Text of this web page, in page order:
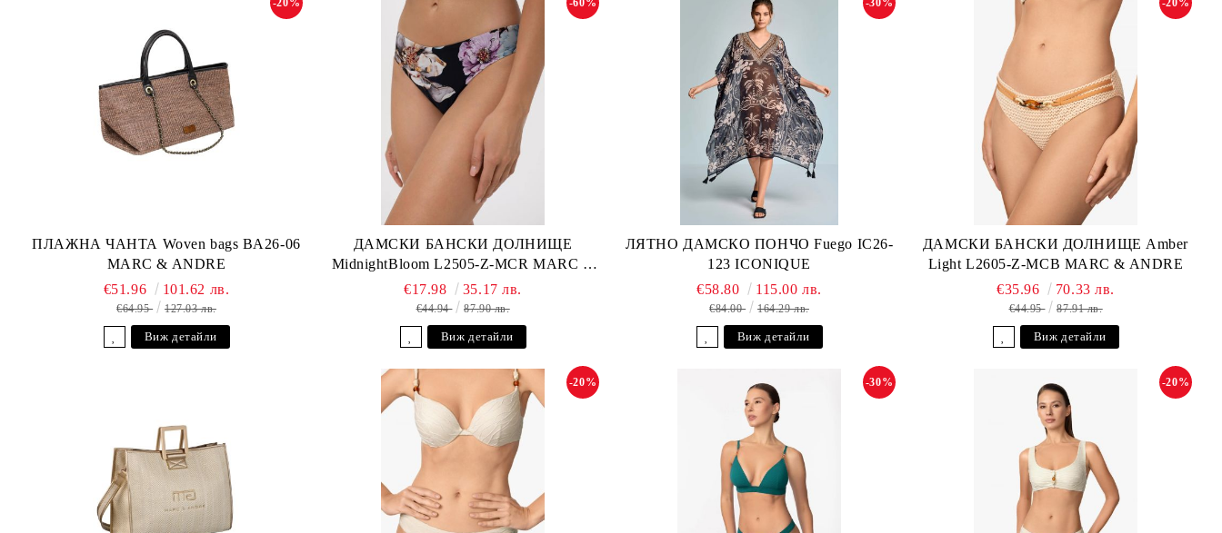
ПЛАЖНА ЧАНТА Woven bags BA26-06
MARC & ANDRE
€51.96 101.62 лв.
€64.95 127.03 лв.
Виж детайли
ДАМСКИ БАНСКИ ДОЛНИЩЕ
MidnightBloom L2505-Z-MCR MARC &
ANDRE
€17.98 35.17 лв.
€44.94 87.90 лв.
Виж детайли
ЛЯТНО ДАМСКО ПОНЧО Fuego IC26-
123 ICONIQUE
€58.80 115.00 лв.
€84.00 164.29 лв.
Виж детайли
ДАМСКИ БАНСКИ ДОЛНИЩЕ Amber
Light L2605-Z-MCB MARC & ANDRE
€35.96 70.33 лв.
€44.95 87.91 лв.
Виж детайли
-20% -30% -20%